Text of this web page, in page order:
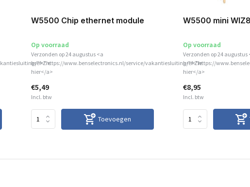
">Zie
W5500 Chip ethernet module
Op voorraad
Verzonden op 24 augustus <a
href="https://www.benselectronics.nl/service/vakantiesluiting/">Zie
hier</a>
€5,49
Incl. btw
Toevoegen
W5500 mini
Op voorraad
Verzonden op 24 augustus
href="https://
hier</a>
€8,95
Incl. btw